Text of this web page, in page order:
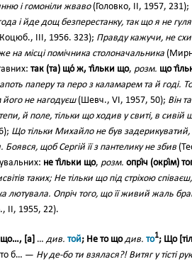
і гомоніли жваво(Головко, II, 1957, 231);
і йде дощ безперестанку, так що я не
III, 1956. 323); Правду кажучи, не
на місці помічника столоначальника
так (та) що́ ж, ті́льки що, розм. що
паперу та перо з каламарем та й
не нагодуєш(Шевч., VI, 1957, 50); Він
й поле, тільки що ходив у свиті, в
Що тільки Михайло не був
Боявся, щоб Сергій її з пантелику не збив
не ті́льки що, розм. опрі́ч (окрі́м)
таких; Не тільки що під стріхою
лютувала. Опріч того, що її живий жаль
II, 1955, 22).
що…, [а] … див. той; Не то що див. то1; Що
б… — Ну де-бо ти взялася?! Витяг у тісті